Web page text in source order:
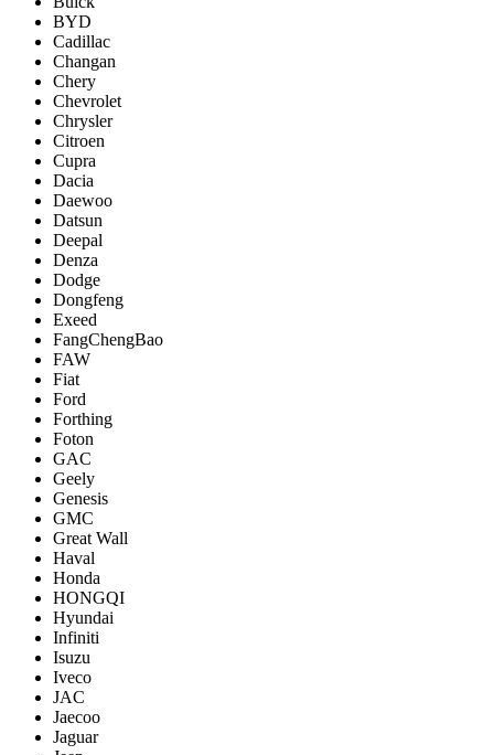
BYD
Cadillac
Changan
Chery
Chevrolet
Chrysler
Citroen
Cupra
Dacia
Daewoo
Datsun
Deepal
Denza
Dodge
Dongfeng
Exeed
FangChengBao
FAW
Fiat
Ford
Forthing
Foton
GAC
Geely
Genesis
GMC
Great Wall
Haval
Honda
HONGQI
Hyundai
Infiniti
Isuzu
Iveco
JAC
Jaecoo
Jaguar